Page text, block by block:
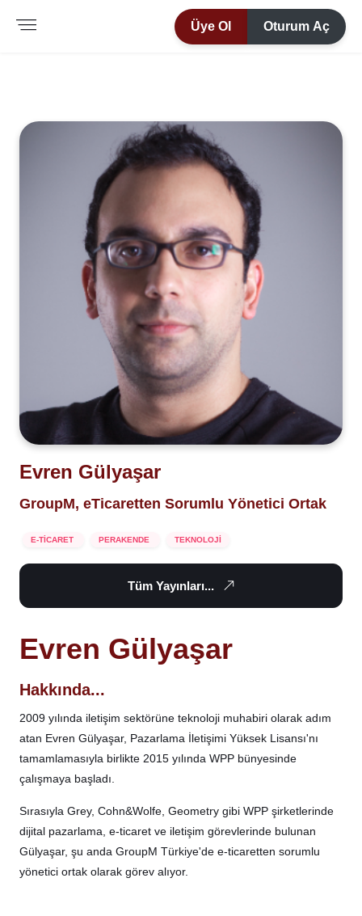
Üye Ol Oturum Aç
Evren Gülyaşar
GroupM, eTicaretten Sorumlu Yönetici Ortak
E-TİCARET PERAKENDE TEKNOLOJİ
Tüm Yayınları...
Evren Gülyaşar
Hakkında...
2009 yılında iletişim sektörüne teknoloji muhabiri olarak adım
atan Evren Gülyaşar, Pazarlama İletişimi Yüksek Lisansı'nı
tamamlamasıyla birlikte 2015 yılında WPP bünyesinde
çalışmaya başladı.
Sırasıyla Grey, Cohn&Wolfe, Geometry gibi WPP şirketlerinde
dijital pazarlama, e-ticaret ve iletişim görevlerinde bulunan
Gülyaşar, şu anda GroupM Türkiye'de e-ticaretten sorumlu
yönetici ortak olarak görev alıyor.